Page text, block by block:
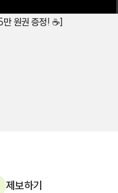
상당 경품 준비
원권 증정! ☕️]
제보하기